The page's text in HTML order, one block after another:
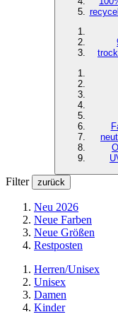
Filter zurück
Neu 2026
Neue Farben
Neue Größen
Restposten
Herren/Unisex
Unisex
Damen
Kinder